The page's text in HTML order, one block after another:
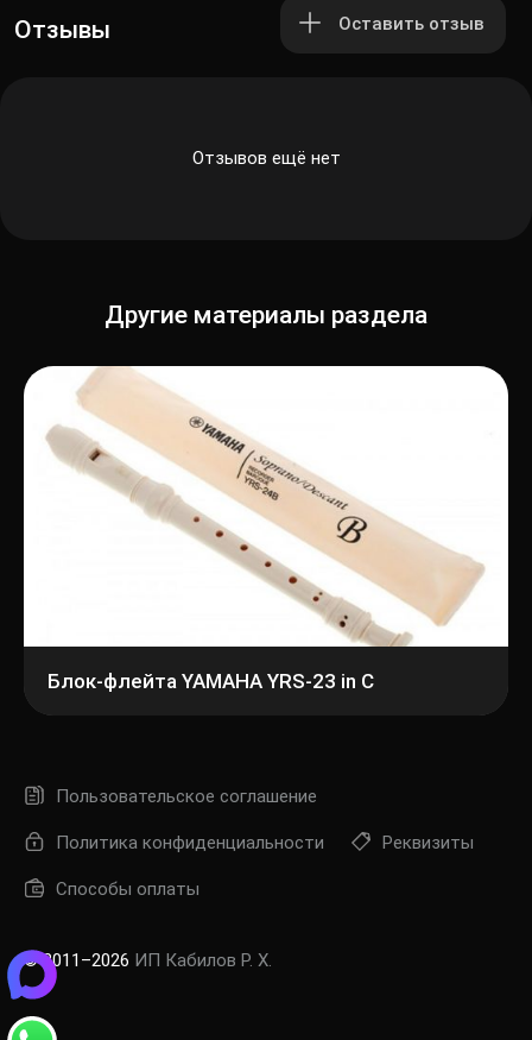
Отзывы Оставить отзыв
Отзывов ещё нет
Другие материалы раздела
Блок-флейта YAMAHA YRS-23 in C
Пользовательское соглашение
Политика конфиденциальности Реквизиты
Способы оплаты
© 2011–2026 ИП Кабилов Р. Х.